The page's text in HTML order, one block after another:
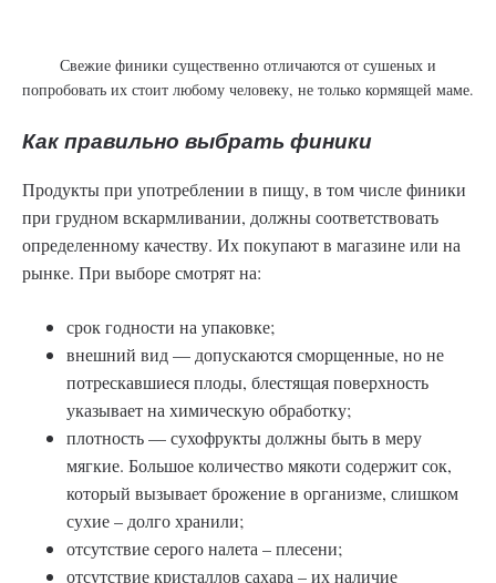
Свежие финики существенно отличаются от сушеных и
попробовать их стоит любому человеку, не только кормящей маме.
Как правильно выбрать финики
Продукты при употреблении в пищу, в том числе финики
при грудном вскармливании, должны соответствовать
определенному качеству. Их покупают в магазине или на
рынке. При выборе смотрят на:
срок годности на упаковке;
внешний вид — допускаются сморщенные, но не
потрескавшиеся плоды, блестящая поверхность
указывает на химическую обработку;
плотность — сухофрукты должны быть в меру
мягкие. Большое количество мякоти содержит сок,
который вызывает брожение в организме, слишком
сухие – долго хранили;
отсутствие серого налета – плесени;
отсутствие кристаллов сахара – их наличие